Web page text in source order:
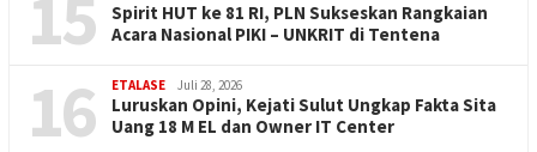
15
Spirit HUT ke 81 RI, PLN Sukseskan Rangkaian
Acara Nasional PIKI – UNKRIT di Tentena
16 ETALASE Juli 28, 2026
Luruskan Opini, Kejati Sulut Ungkap Fakta Sita
Uang 18 M EL dan Owner IT Center